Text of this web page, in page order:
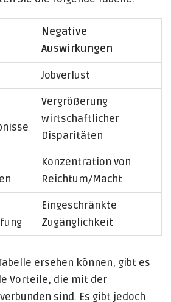
Negative
Auswirkungen
Jobverlust
Vergrößerung
wirtschaftlicher
Disparitäten
Konzentration von
Reichtum/Macht
Eingeschränkte
Zugänglichkeit
ersehen können, gibt es
Vorteile, die mit der
sind. Es gibt jedoch